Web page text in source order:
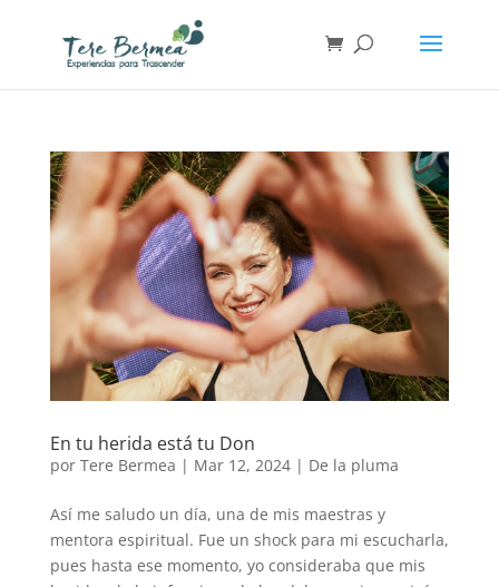
En tu herida está tu Don
por Tere Bermea | Mar 12, 2024| De la pluma
Así me saludo un día, una de mis maestras y
mentora espiritual. Fue un shock para mi escucharla,
pues hasta ese momento, yo consideraba que mis